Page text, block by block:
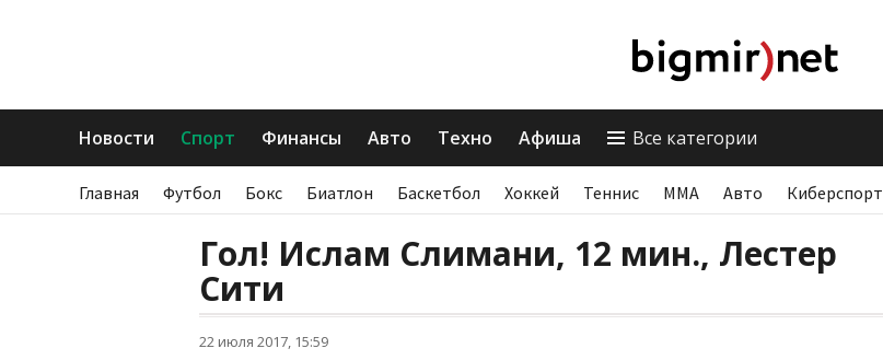
Новости Спорт Финансы Авто Техно Афиша Все категории
Главная Футбол Бокс Биатлон Баскетбол Хоккей Теннис ММА Авто Киберспорт
Гол! Ислам Слимани, 12 мин., Лестер
Сити
22 июля 2017, 15:59